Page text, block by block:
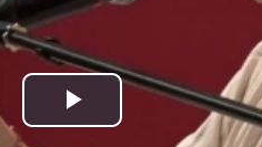
Play